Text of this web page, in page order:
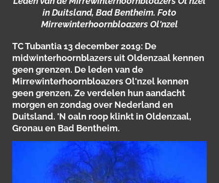
in Duitsland, Bad Bentheim. Foto
Mirrewinterhoornbloazers Ol'nzel
TC Tubantia 13 december 2019: De
midwinterhoornblazers uit Oldenzaal kennen
geen grenzen. De leden van de
Mirrewinterhoornbloazers Ol'nzel kennen
geen grenzen. Ze verdelen hun aandacht
morgen en zondag over Nederland en
Duitsland. 'N oaln roop klinkt in Oldenzaal,
Gronau en Bad Bentheim.